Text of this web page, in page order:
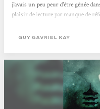
j'avais un peu peur d'être gênée
plaisir de lecture par manque de
effréné, de rebondissements et
GUY GAVRIEL KAY